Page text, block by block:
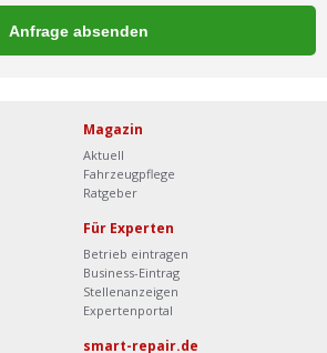
Magazin
Aktuell
Fahrzeugpflege
Ratgeber
Für Experten
Betrieb eintragen
Business-Eintrag
Stellenanzeigen
Expertenportal
smart-repair.de